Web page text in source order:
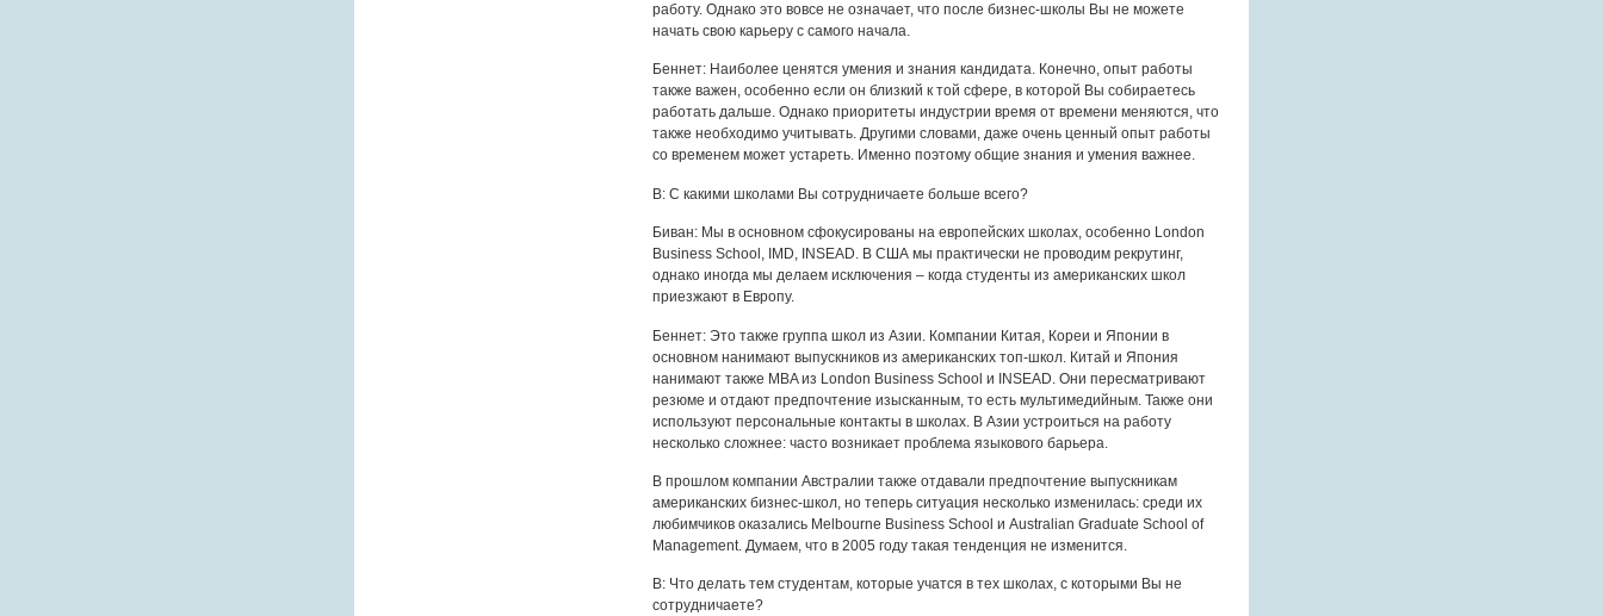
работу. Однако это вовсе не означает, что после бизнес-школы Вы не можете
начать свою карьеру с самого начала.
Беннет: Наиболее ценятся умения и знания кандидата. Конечно, опыт работы
также важен, особенно если он близкий к той сфере, в которой Вы собираетесь
работать дальше. Однако приоритеты индустрии время от времени меняются, что
также необходимо учитывать. Другими словами, даже очень ценный опыт работы
со временем может устареть. Именно поэтому общие знания и умения важнее.
В: С какими школами Вы сотрудничаете больше всего?
Биван: Мы в основном сфокусированы на европейских школах, особенно London
Business School, IMD, INSEAD. В США мы практически не проводим рекрутинг,
однако иногда мы делаем исключения – когда студенты из американских школ
приезжают в Европу.
Беннет: Это также группа школ из Азии. Компании Китая, Кореи и Японии в
основном нанимают выпускников из американских топ-школ. Китай и Япония
нанимают также MBA из London Business School и INSEAD. Они пересматривают
резюме и отдают предпочтение изысканным, то есть мультимедийным. Также они
используют персональные контакты в школах. В Азии устроиться на работу
несколько сложнее: часто возникает проблема языкового барьера.
В прошлом компании Австралии также отдавали предпочтение выпускникам
американских бизнес-школ, но теперь ситуация несколько изменилась: среди их
любимчиков оказались Melbourne Business School и Australian Graduate School of
Management. Думаем, что в 2005 году такая тенденция не изменится.
В: Что делать тем студентам, которые учатся в тех школах, с которыми Вы не
сотрудничаете?